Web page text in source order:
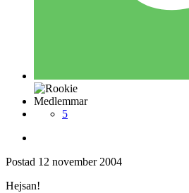
Medlemmar
5
Postad 12 november 2004
Hejsan!